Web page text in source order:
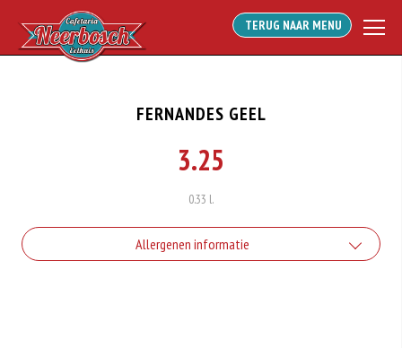
TERUG NAAR MENU
FERNANDES GEEL
3.25
0.33 l.
Allergenen informatie